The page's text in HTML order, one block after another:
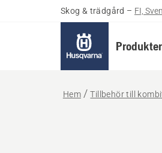
Skog & trädgård – FI,
Produkter
Hem Tillbehör till